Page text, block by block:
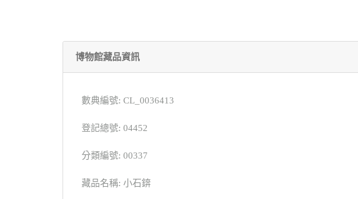
博物館藏品資訊
數典編號: CL_0036413
登記總號: 04452
分類編號: 00337
藏品名稱: 小石錛